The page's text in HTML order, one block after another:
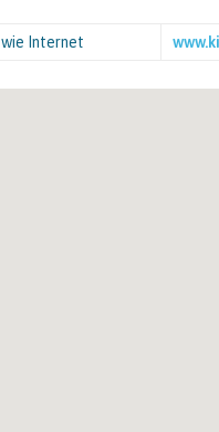
I wie Internet